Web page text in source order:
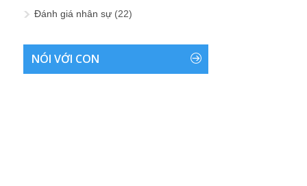
Đánh giá nhân sự (22)
NÓI VỚI CON